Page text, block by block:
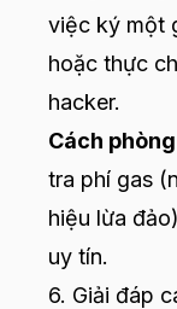
việc ký một
hoặc thực
hacker.
Cách
tra phí gas
hiệu lừa
uy tín.
6. Giải đáp